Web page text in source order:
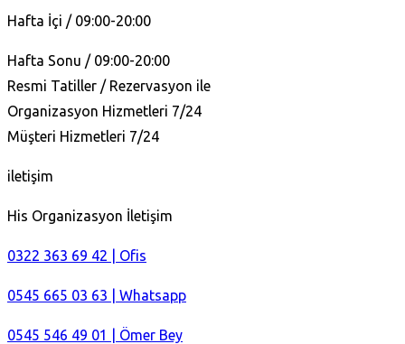
Hafta İçi / 09:00-20:00
Hafta Sonu / 09:00-20:00
Resmi Tatiller / Rezervasyon ile
Organizasyon Hizmetleri 7/24
Müşteri Hizmetleri 7/24
iletişim
His Organizasyon İletişim
0322 363 69 42 | Ofis
0545 665 03 63 | Whatsapp
0545 546 49 01 | Ömer Bey